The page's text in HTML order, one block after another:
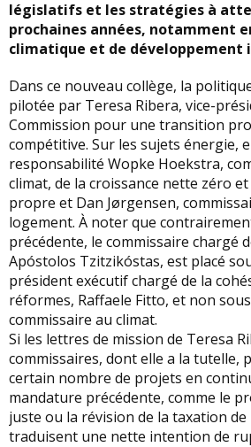
législatifs et les stratégies à
prochaines années, notamment
climatique et de développement
Dans ce nouveau collège, la
pilotée par Teresa Ribera, vice-
Commission pour une transition
compétitive. Sur les sujets énergie,
responsabilité Wopke Hoekstra,
climat, de la croissance nette zéro
propre et Dan Jørgensen,
logement. À noter que
précédente, le commissaire chargé
Apóstolos Tzitzikóstas, est placé
président exécutif chargé de la
réformes, Raffaele Fitto, et non
commissaire au climat.
Si les lettres de mission de Teresa
commissaires, dont elle a la tutelle,
certain nombre de projets en
mandature précédente, comme le
juste ou la révision de la taxation de
traduisent une nette intention de